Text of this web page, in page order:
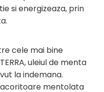
si energizeaza, prin
cele mai bine
uleiul de menta
la indemana.
mentolata